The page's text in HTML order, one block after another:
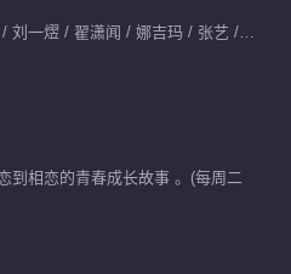
主演：胡一天 / 胡冰卿 / 张逸杰 / 刘美含 / 刘佳 / 邓凯 / 蒲萄 / 刘一熤 / 翟潇闻 / 娜吉玛 / 张艺 / 刘碧渠
到相恋的青春成长故事 。(每周二